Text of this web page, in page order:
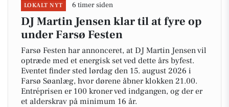
LOKALT NYT 6 timer siden
DJ Martin Jensen klar til at fyre op
under Farsø Festen
Farsø Festen har annonceret, at DJ Martin Jensen vil
optræde med et energisk set ved dette års byfest.
Eventet finder sted lørdag den 15. august 2026 i
Farsø Søanlæg, hvor dørene åbner klokken 21.00.
Entréprisen er 100 kroner ved indgangen, og der er
et alderskrav på minimum 16 år.